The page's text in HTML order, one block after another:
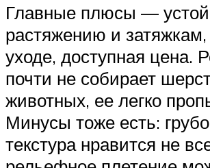
Главные плюсы —
растяжению и затяжкам,
уходе, доступная цена.
почти не собирает
животных, ее легко
Минусы тоже есть:
текстура нравится не